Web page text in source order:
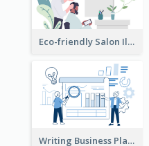
Eco-friendly Salon Illustration
Writing Business Plan Illustration